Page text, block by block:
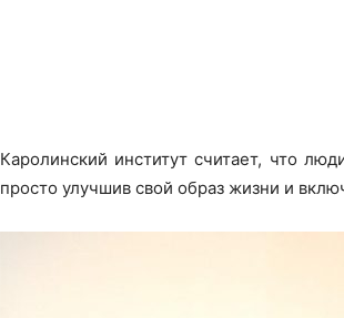
Каролинский институт считает, что
просто улучшив свой образ жизни и